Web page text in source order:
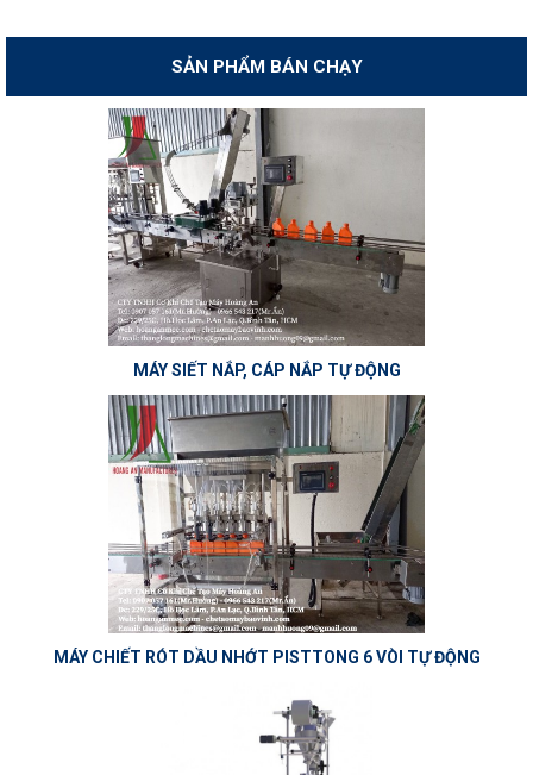
SẢN PHẨM BÁN CHẠY
MÁY SIẾT NẮP, CÁP NẮP TỰ ĐỘNG
MÁY CHIẾT RÓT DẦU NHỚT PISTTONG 6 VÒI TỰ ĐỘNG